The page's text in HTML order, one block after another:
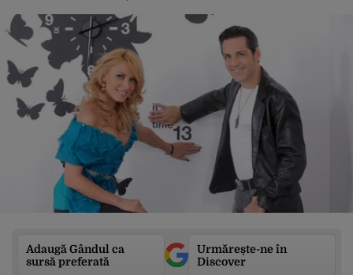
Adaugă Gândul ca
sursă preferată
Urmărește-ne în
Discover